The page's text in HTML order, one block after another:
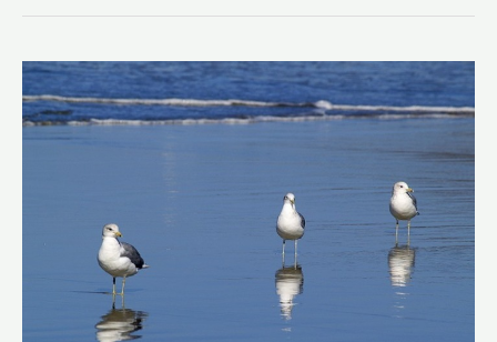
Marseille
pensent
davantage